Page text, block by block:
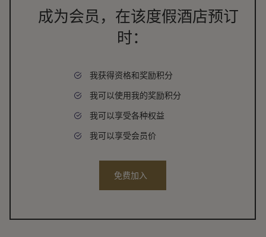
成为会员，在该度假酒店预订
时：
我获得资格和奖励积分
我可以使用我的奖励积分
我可以享受各种权益
我可以享受会员价
免费加入